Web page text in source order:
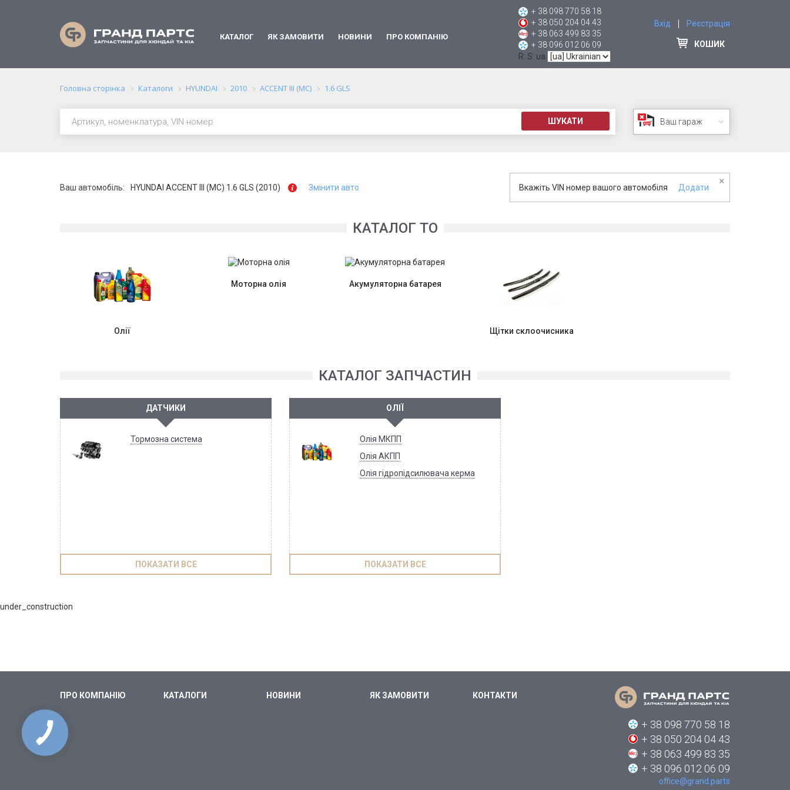
КАТАЛОГ ЯК ЗАМОВИТИ НОВИНИ ПРО КОМПАНІЮ
+ 38 098 770 58 18
+ 38 050 204 04 43
+ 38 063 499 83 35
+ 38 096 012 06 09
R: S: ua
Вхід Реєстрація
КОШИК
Головна сторінка Каталоги HYUNDAI 2010 ACCENT III (MC) 1.6 GLS
ШУКАТИ Ваш гараж
Ваш автомобіль: HYUNDAI ACCENT III (MC) 1.6 GLS (2010) Змінити авто Вкажіть VIN номер вашого автомобіля Додати
×
КАТАЛОГ ТО
Олії
Моторна олія Акумуляторна батарея
Щітки склоочисника
КАТАЛОГ ЗАПЧАСТИН
ДАТЧИКИ
Тормозна система
ПОКАЗАТИ ВСЕ
ОЛІЇ
Олія МКПП
Олія АКПП
Олія гідропідсилювача керма
ПОКАЗАТИ ВСЕ
under_construction
ПРО КОМПАНІЮ КАТАЛОГИ НОВИНИ ЯК ЗАМОВИТИ КОНТАКТИ
+ 38 098 770 58 18
+ 38 050 204 04 43
+ 38 063 499 83 35
+ 38 096 012 06 09
office@grand.parts